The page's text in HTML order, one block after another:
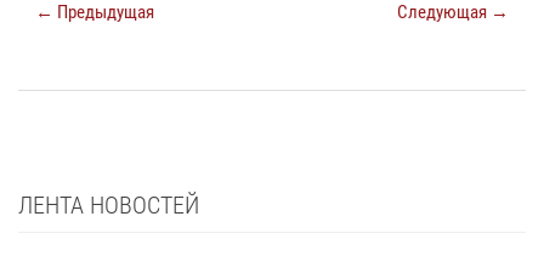
← Предыдущая Следующая →
ЛЕНТА НОВОСТЕЙ